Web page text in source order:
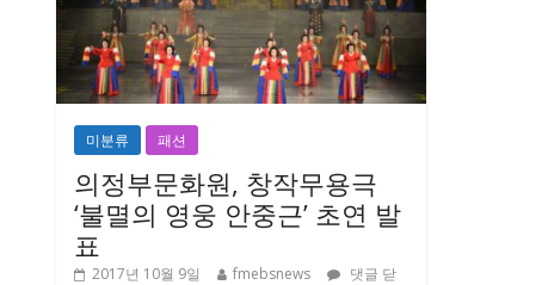
미분류 패션
의정부문화원, 창작무용극
‘불멸의 영웅 안중근’ 초연 발
표
2017년 10월 9일 fmebsnews
댓글 닫